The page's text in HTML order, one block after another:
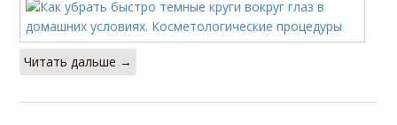
Читать дальше →